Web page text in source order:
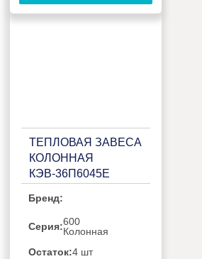
ТЕПЛОВАЯ ЗАВЕСА
КОЛОННАЯ
КЭВ-36П6045Е
Бренд:
Серия:600
Колонная
Остаток:4 шт